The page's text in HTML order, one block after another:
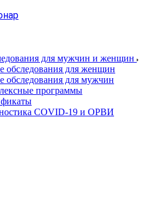
для мужчин и женщин
обследования для женщин
обследования для мужчин
программы
COVID-19 и ОРВИ